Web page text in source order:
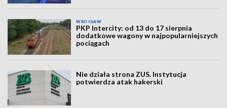
WROCŁAW
PKP Intercity: od 13 do 17 sierpnia
dodatkowe wagony w najpopularniejszych
pociągach
Nie działa strona ZUS. Instytucja
potwierdza atak hakerski